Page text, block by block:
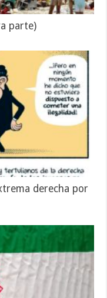
parte)
derecha por